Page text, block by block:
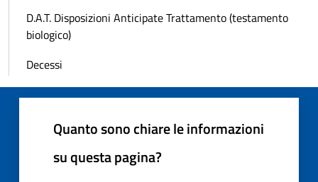
D.A.T. Disposizioni Anticipate Trattamento (testamento
biologico)
Decessi
Quanto sono chiare le informazioni
su questa pagina?